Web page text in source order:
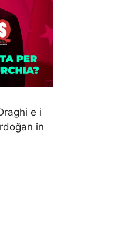
e i
in